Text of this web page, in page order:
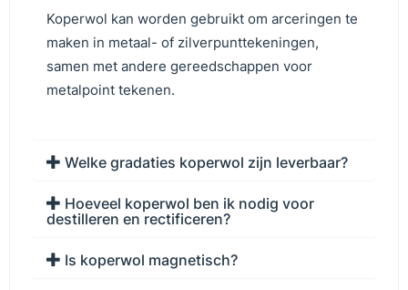
Koperwol kan worden gebruikt om arceringen te
maken in metaal- of zilverpunttekeningen,
samen met andere gereedschappen voor
metalpoint tekenen.
Welke gradaties koperwol zijn leverbaar?
Hoeveel koperwol ben ik nodig voor
destilleren en rectificeren?
Is koperwol magnetisch?